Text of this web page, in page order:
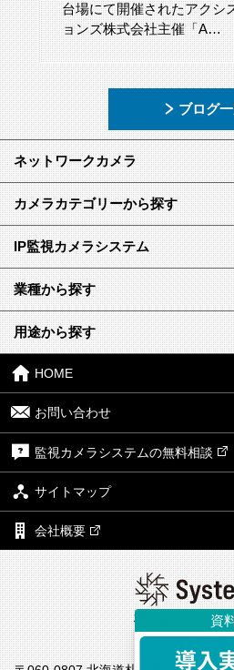
台場にて開催されたアクシ
ョンズ株式会社主催「A…
ブログ
ネットワークカメラ
カメラカテゴリーから探す
IP監視カメラシステム
業種から探す
用途から探す
HOME
お問い合わせ
監視カメラシステムの無料相談
サイトマップ
会社概要
株式会社システ
本社